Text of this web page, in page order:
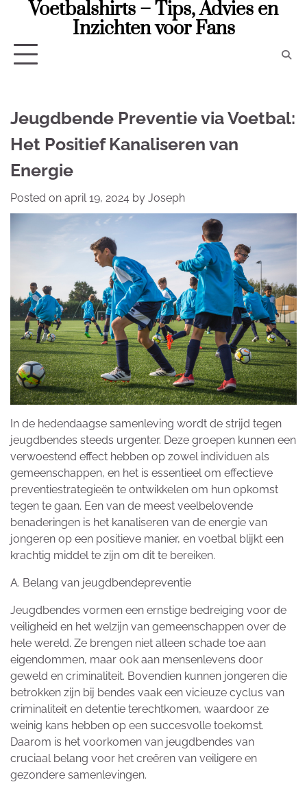
Voetbalshirts – Tips, Advies en
Inzichten voor Fans
Jeugdbende Preventie via Voetbal:
Het Positief Kanaliseren van
Energie
Posted on april 19, 2024 by Joseph
In de hedendaagse samenleving wordt de strijd tegen
jeugdbendes steeds urgenter. Deze groepen kunnen een
verwoestend effect hebben op zowel individuen als
gemeenschappen, en het is essentieel om effectieve
preventiestrategieën te ontwikkelen om hun opkomst
tegen te gaan. Een van de meest veelbelovende
benaderingen is het kanaliseren van de energie van
jongeren op een positieve manier, en voetbal blijkt een
krachtig middel te zijn om dit te bereiken.
A. Belang van jeugdbendepreventie
Jeugdbendes vormen een ernstige bedreiging voor de
veiligheid en het welzijn van gemeenschappen over de
hele wereld. Ze brengen niet alleen schade toe aan
eigendommen, maar ook aan mensenlevens door
geweld en criminaliteit. Bovendien kunnen jongeren die
betrokken zijn bij bendes vaak een vicieuze cyclus van
criminaliteit en detentie terechtkomen, waardoor ze
weinig kans hebben op een succesvolle toekomst.
Daarom is het voorkomen van jeugdbendes van
cruciaal belang voor het creëren van veiligere en
gezondere samenlevingen.